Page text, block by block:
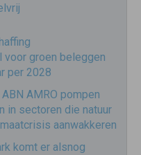
voor groen beleggen
per 2028
ABN AMRO pompen
in sectoren die natuur
aanwakkeren
komt er alsnog